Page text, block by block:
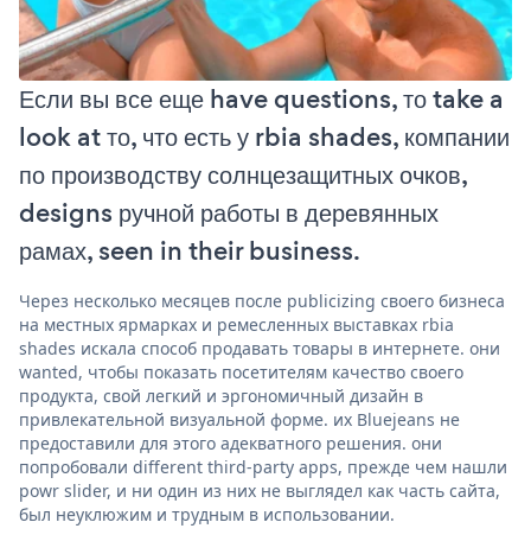
Если вы все еще have questions, то take a
look at то, что есть у rbia shades, компании
по производству солнцезащитных очков,
designs ручной работы в деревянных
рамах, seen in their business.
Через несколько месяцев после publicizing своего бизнеса
на местных ярмарках и ремесленных выставках rbia
shades искала способ продавать товары в интернете. они
wanted, чтобы показать посетителям качество своего
продукта, свой легкий и эргономичный дизайн в
привлекательной визуальной форме. их Bluejeans не
предоставили для этого адекватного решения. они
попробовали different third-party apps, прежде чем нашли
powr slider, и ни один из них не выглядел как часть сайта,
был неуклюжим и трудным в использовании.